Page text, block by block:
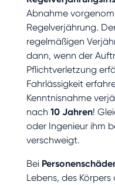
Abnahme
Regelverjährung.
regelmäßigen
dann, wenn der
Pflichtverletzung
Fahrlässigkeit
Kenntnisnahme
nach 10 Jahren!
oder Ingenieur ihm
verschweigt.
Bei
Lebens, des